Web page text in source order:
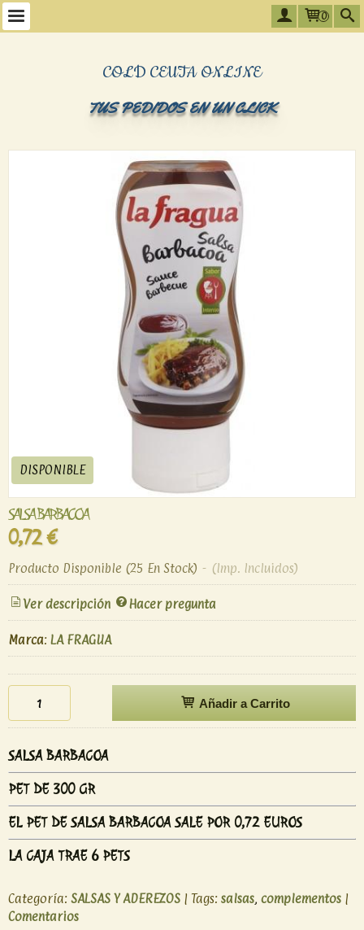
0
COLD CEUTA ONLINE
TUS PEDIDOS EN UN CLICK
DISPONIBLE
SALSA BARBACOA
0,72 €
Producto Disponible (25 En Stock) - (Imp. Incluidos)
Ver descripción Hacer pregunta
Marca: LA FRAGUA
Añadir a Carrito
SALSA BARBACOA
PET DE 300 GR
EL PET DE SALSA BARBACOA SALE POR 0,72 EUROS
LA CAJA TRAE 6 PETS
Categoría: SALSAS Y ADEREZOS | Tags: salsas complementos |
Comentarios